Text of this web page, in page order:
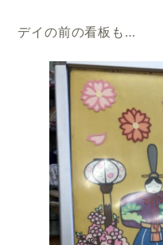
デイの前の看板も…